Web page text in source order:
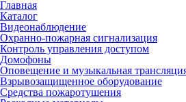
Главная
Каталог
Видеонаблюдение
Охранно-пожарная сигнализация
Контроль управления доступом
Домофоны
Оповещение и музыкальная
Взрывозащищенное оборудование
Средства пожаротушения